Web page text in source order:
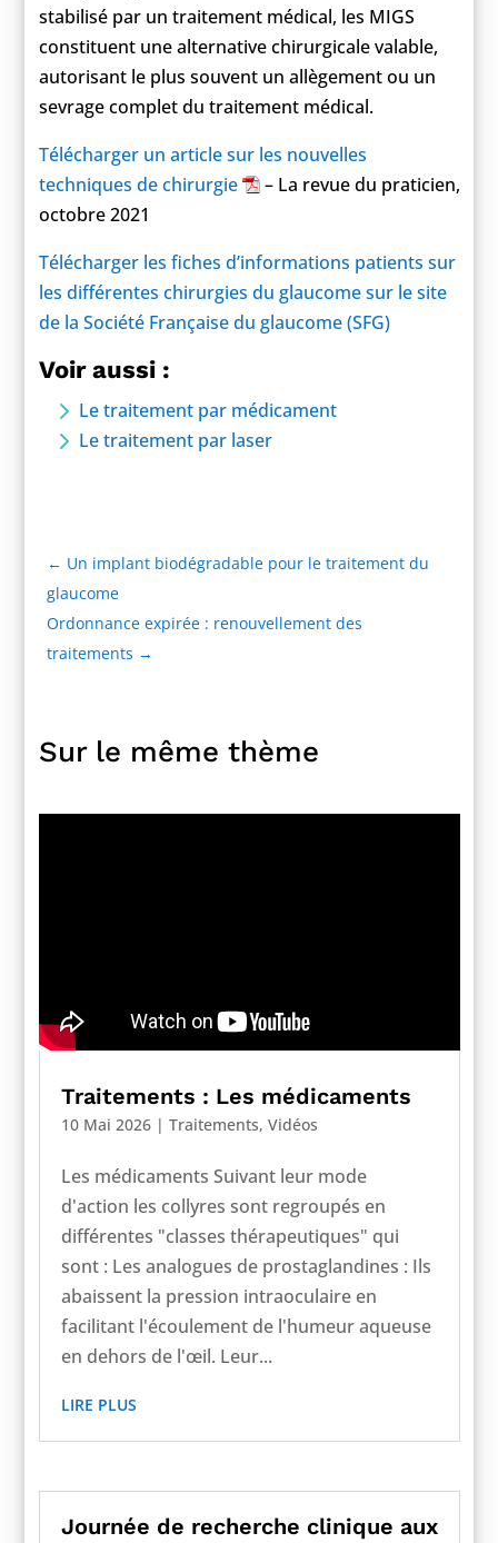
stabilisé par un traitement médical, les MIGS
constituent une alternative chirurgicale valable,
autorisant le plus souvent un allègement ou un
sevrage complet du traitement médical.
Télécharger un article sur les nouvelles
techniques de chirurgie
– La revue du praticien,
octobre 2021
Télécharger les fiches d’informations patients sur
les différentes chirurgies du glaucome sur le site
de la Société Française du glaucome (SFG)
Voir aussi:
Le traitement par médicament
Le traitement par laser
← Un implant biodégradable pour le traitement du
glaucome
Ordonnance expirée : renouvellement des
traitements →
Sur le même thème
Traitements : Les médicaments
10 Mai 2026| Traitements, Vidéos
Les médicaments Suivant leur mode
d'action les collyres sont regroupés en
différentes "classes thérapeutiques" qui
sont : Les analogues de prostaglandines : Ils
abaissent la pression intraoculaire en
facilitant l'écoulement de l'humeur aqueuse
en dehors de l'œil. Leur...
LIRE PLUS
Journée de recherche clinique aux